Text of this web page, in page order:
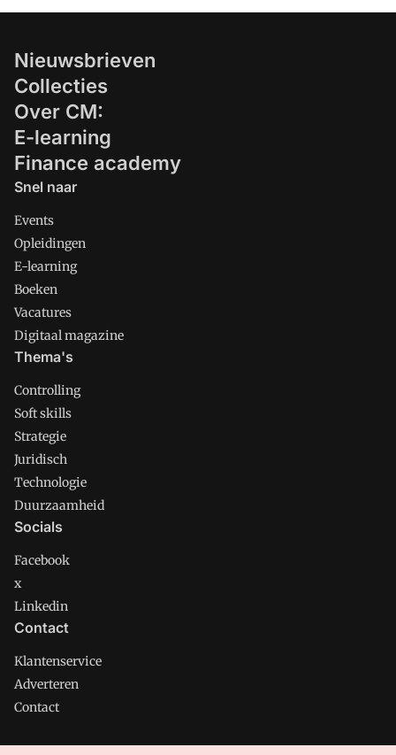
Nieuwsbrieven
Collecties
Over CM:
E-learning
Finance academy
Snel naar
Events
Opleidingen
E-learning
Boeken
Vacatures
Digitaal magazine
Thema's
Controlling
Soft skills
Strategie
Juridisch
Technologie
Duurzaamheid
Socials
Facebook
x
Linkedin
Contact
Klantenservice
Adverteren
Contact